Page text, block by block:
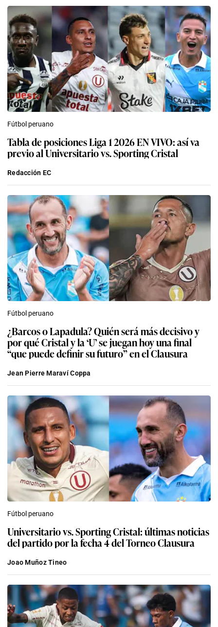
Fútbol peruano
Tabla de posiciones Liga 1 2026 EN VIVO: así va
previo al Universitario vs. Sporting Cristal
Redacción EC
Fútbol peruano
¿Barcos o Lapadula? Quién será más decisivo y
por qué Cristal y la ‘U’ se juegan hoy una final
“que puede definir su futuro” en el Clausura
Jean Pierre Maraví Coppa
Fútbol peruano
Universitario vs. Sporting Cristal: últimas noticias
del partido por la fecha 4 del Torneo Clausura
Joao Muñoz Tineo